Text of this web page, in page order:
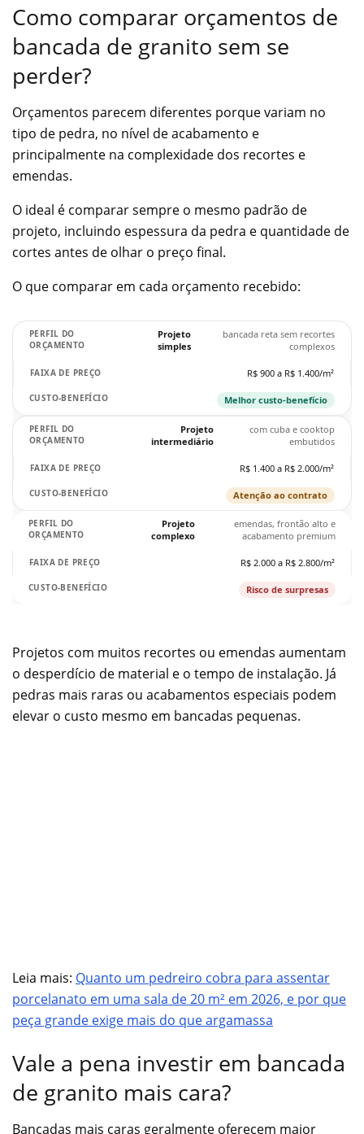
Como comparar orçamentos de
bancada de granito sem se
perder?
Orçamentos parecem diferentes porque variam no
tipo de pedra, no nível de acabamento e
principalmente na complexidade dos recortes e
emendas.
O ideal é comparar sempre o mesmo padrão de
projeto, incluindo espessura da pedra e quantidade de
cortes antes de olhar o preço final.
O que comparar em cada orçamento recebido:
Projeto
simples
bancada reta sem recortes
complexos
R$ 900 a R$ 1.400/m²
Melhor custo-benefício
Projeto
intermediário
com cuba e cooktop
embutidos
R$ 1.400 a R$ 2.000/m²
Atenção ao contrato
Projeto
complexo
emendas, frontão alto e
acabamento premium
R$ 2.000 a R$ 2.800/m²
Risco de surpresas
Projetos com muitos recortes ou emendas aumentam
o desperdício de material e o tempo de instalação. Já
pedras mais raras ou acabamentos especiais podem
elevar o custo mesmo em bancadas pequenas.
Leia mais: Quanto um pedreiro cobra para assentar
porcelanato em uma sala de 20 m² em 2026, e por que
peça grande exige mais do que argamassa
Vale a pena investir em bancada
de granito mais cara?
Bancadas mais caras geralmente oferecem maior